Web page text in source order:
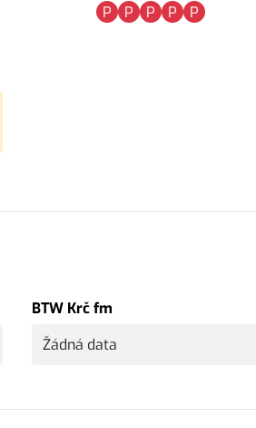
P
P P P P
BTW Krč fm
Žádná data